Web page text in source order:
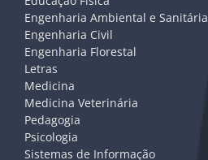
Engenharia Ambiental e Sanitária
Engenharia Civil
Engenharia Florestal
Letras
Medicina
Medicina Veterinária
Pedagogia
Psicologia
Sistemas de Informação